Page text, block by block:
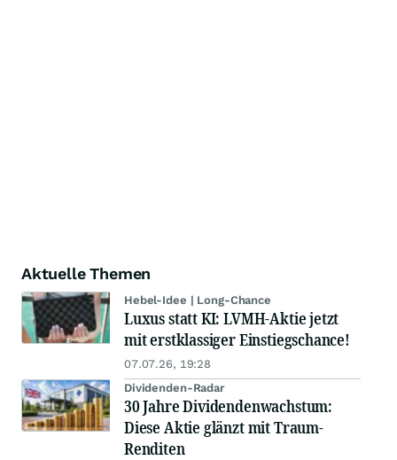
Aktuelle Themen
Hebel-Idee | Long-Chance
Luxus statt KI: LVMH-Aktie jetzt
mit erstklassiger Einstiegschance!
07.07.26, 19:28
Dividenden-Radar
30 Jahre Dividendenwachstum:
Diese Aktie glänzt mit Traum-
Renditen